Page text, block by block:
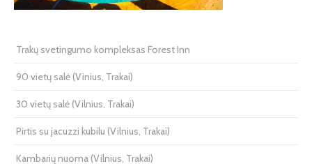
Trakų svetingumo kompleksas Forest Inn
90 vietų salė (Vinius, Trakai)
30 vietų salė (Vilnius, Trakai)
Pirtis su jacuzzi kubilu (Vilnius, Trakai)
Kambarių nuoma (Vilnius, Trakai)